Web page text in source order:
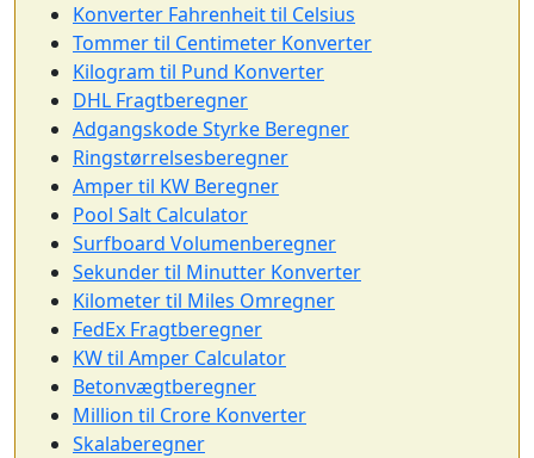
Konverter Fahrenheit til Celsius
Tommer til Centimeter Konverter
Kilogram til Pund Konverter
DHL Fragtberegner
Adgangskode Styrke Beregner
Ringstørrelsesberegner
Amper til KW Beregner
Pool Salt Calculator
Surfboard Volumenberegner
Sekunder til Minutter Konverter
Kilometer til Miles Omregner
FedEx Fragtberegner
KW til Amper Calculator
Betonvægtberegner
Million til Crore Konverter
Skalaberegner